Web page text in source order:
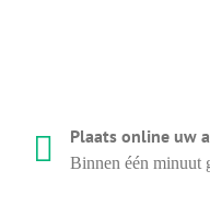
Plaats online uw
Binnen één minuut